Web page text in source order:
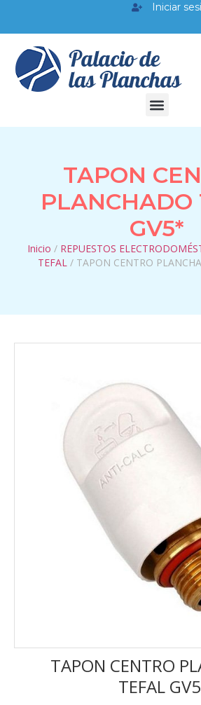
Iniciar
TAPON
PLANCHADO
GV5*
Inicio / REPUESTOS
TEFAL / TAPON CENTRO
TAPON CENTRO
TEFAL